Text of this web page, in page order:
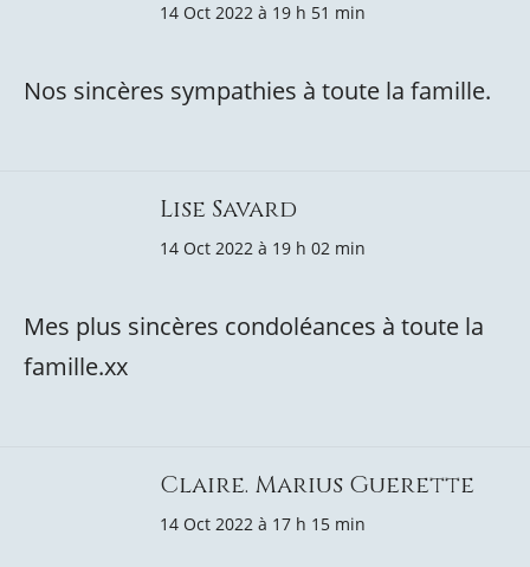
14 Oct 2022 à 19 h 51 min
Nos sincères sympathies à toute la famille.
Lise Savard
14 Oct 2022 à 19 h 02 min
Mes plus sincères condoléances à toute la
famille.xx
Claire. Marius Guerette
14 Oct 2022 à 17 h 15 min